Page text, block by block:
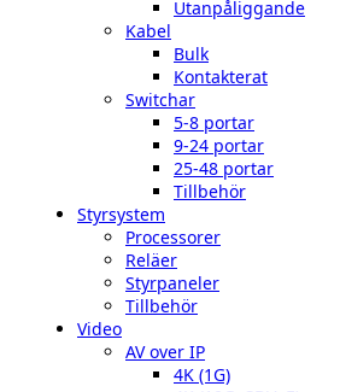
Utanpåliggande
Kabel
Bulk
Kontakterat
Switchar
5-8 portar
9-24 portar
25-48 portar
Tillbehör
Styrsystem
Processorer
Reläer
Styrpaneler
Tillbehör
Video
AV over IP
4K (1G)